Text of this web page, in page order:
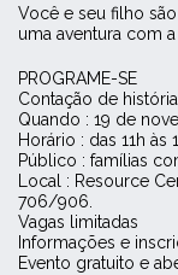
Você e seu filho
uma aventura com
PROGRAME-SE
Contação de
Quando : 19 de
Horário : das 11h às
Público : famílias
Local : Resource
706/906.
Vagas limitadas
Informações e
Evento gratuito e